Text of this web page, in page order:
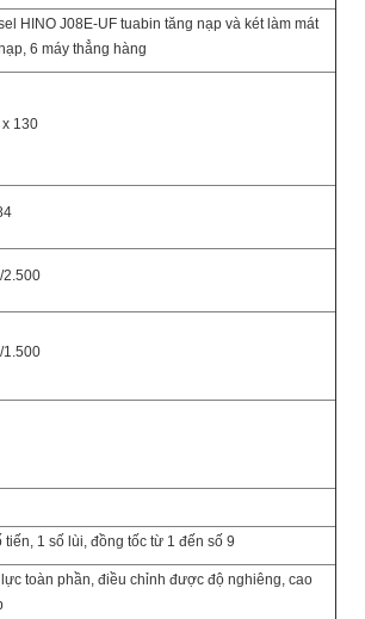
HINO J08E-UF tuabin tăng nạp và két làm mát
6 máy thẳng hàng
x 130
2.500
1.500
tiến, 1 số lùi, đồng tốc từ 1 đến số 9
toàn phần, điều chỉnh được độ nghiêng, cao